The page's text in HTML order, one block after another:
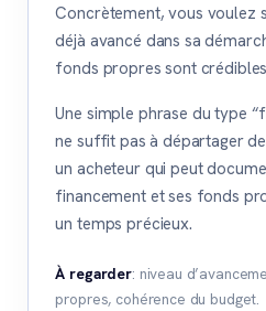
Concrètement, vous voulez
déjà avancé dans sa
fonds propres sont
Une simple phrase du type
ne suffit pas à départager
un acheteur qui peut
financement et ses fonds
un temps précieux.
À regarder: niveau
propres, cohérence du budget.